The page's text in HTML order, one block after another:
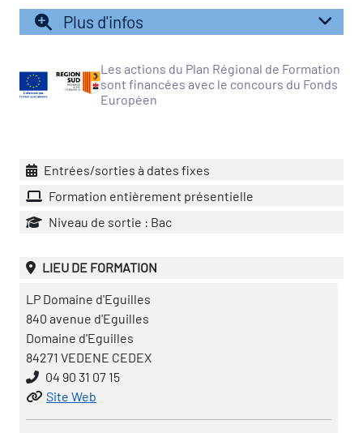
des secteurs(en
Plus d'infos
Les actions du Plan Régional de Formation
sont financées avec le concours du Fonds
Européen
Entrées/sorties à dates fixes
Formation entièrement présentielle
Niveau de sortie : Bac
LIEU DE FORMATION
LP Domaine d'Eguilles
840 avenue d'Eguilles
Domaine d'Eguilles
84271 VEDENE CEDEX
04 90 31 07 15
Site Web